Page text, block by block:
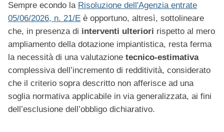
Sempre econdo la Risoluzione dell'Agenzia entrate
05/06/2026, n. 21/E è opportuno, altresì, sottolineare
che, in presenza di interventi ulteriori rispetto al mero
ampliamento della dotazione impiantistica, resta ferma
la necessità di una valutazione tecnico-estimativa
complessiva dell’incremento di redditività, considerato
che il criterio sopra descritto non afferisce ad una
soglia normativa applicabile in via generalizzata, ai fini
dell’esclusione dell’obbligo dichiarativo.